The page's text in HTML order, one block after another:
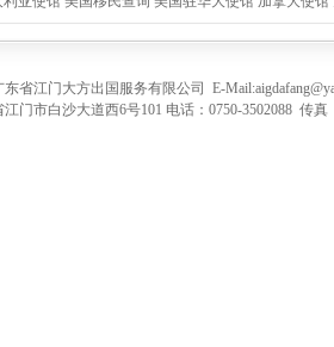
东省江门大方出国服务有限公司 E-Mail:
门市白沙大道西6号101 电话：0750-3502088 传真